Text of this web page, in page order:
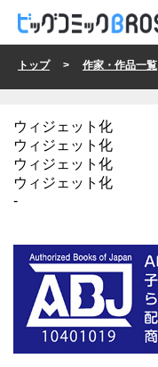
トップ> 作家・作品一覧
ウィジェット化
ウィジェット化
ウィジェット化
ウィジェット化
-